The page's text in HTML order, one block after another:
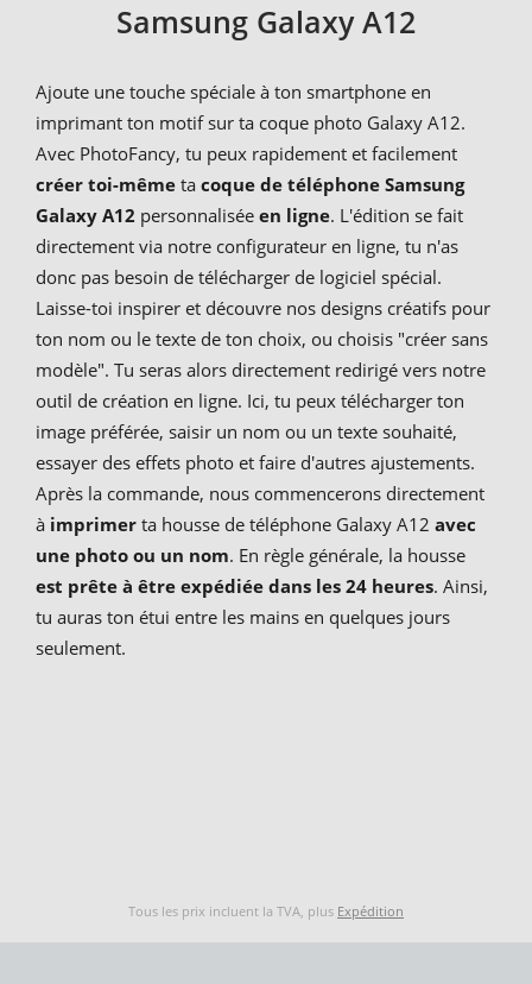
Samsung Galaxy A12
Ajoute une touche spéciale à ton smartphone en
imprimant ton motif sur ta coque photo Galaxy A12.
Avec PhotoFancy, tu peux rapidement et facilement
créer toi-même ta coque de téléphone Samsung
Galaxy A12 personnalisée en ligne. L'édition se fait
directement via notre configurateur en ligne, tu n'as
donc pas besoin de télécharger de logiciel spécial.
Laisse-toi inspirer et découvre nos designs créatifs pour
ton nom ou le texte de ton choix, ou choisis "créer sans
modèle". Tu seras alors directement redirigé vers notre
outil de création en ligne. Ici, tu peux télécharger ton
image préférée, saisir un nom ou un texte souhaité,
essayer des effets photo et faire d'autres ajustements.
Après la commande, nous commencerons directement
à imprimer ta housse de téléphone Galaxy A12 avec
une photo ou un nom. En règle générale, la housse
est prête à être expédiée dans les 24 heures. Ainsi,
tu auras ton étui entre les mains en quelques jours
seulement.
Tous les prix incluent la TVA, plus Expédition